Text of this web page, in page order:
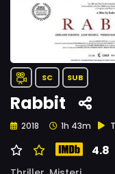
SC SUB
Rabbit
2018 1h 43m
4.8